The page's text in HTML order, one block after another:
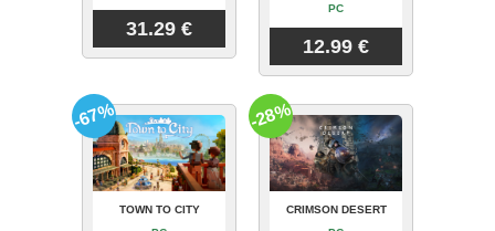
31.29 €
PC
12.99 €
TOWN TO CITY
-67%
CRIMSON DESERT
-28%